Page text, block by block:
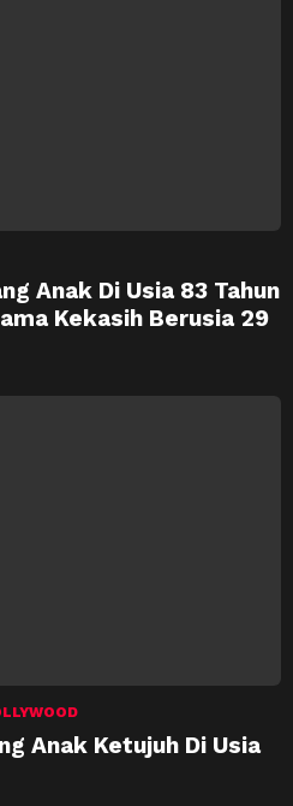
Anak Di Usia 83 Tahun
Kekasih Berusia 29
Anak Ketujuh Di Usia